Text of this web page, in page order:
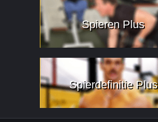
Spieren Plus
Spierdefinitie Plus